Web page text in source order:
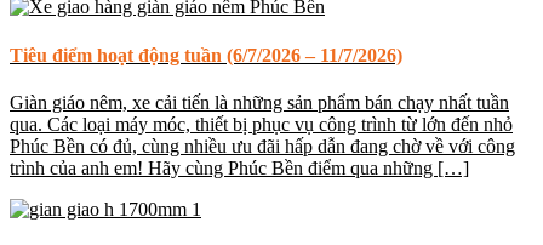
Tiêu điểm hoạt động tuần (6/7/2026 – 11/7/2026)
Giàn giáo nêm, xe cải tiến là những sản phẩm bán chạy nhất tuần
qua. Các loại máy móc, thiết bị phục vụ công trình từ lớn đến nhỏ
Phúc Bền có đủ, cùng nhiều ưu đãi hấp dẫn đang chờ về với công
trình của anh em! Hãy cùng Phúc Bền điểm qua những […]